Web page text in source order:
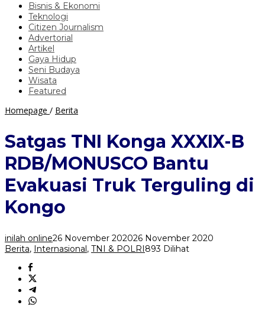
Bisnis & Ekonomi
Teknologi
Citizen Journalism
Advertorial
Artikel
Gaya Hidup
Seni Budaya
Wisata
Featured
Homepage / Berita
Konga
XXXIX-
B
RDB/MONUSCO
Bantu
Evakuasi
Kongo
Satgas TNI Konga XXXIX-B
RDB/MONUSCO Bantu
Evakuasi Truk Terguling di
Kongo
inilah online26 November 202026 November 2020
Berita, Internasional, TNI & POLRI893 Dilihat